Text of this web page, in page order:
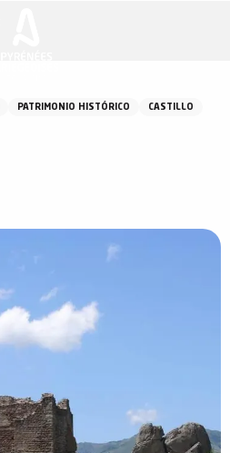
PATRIMONIO HISTÓRICO CASTILLO